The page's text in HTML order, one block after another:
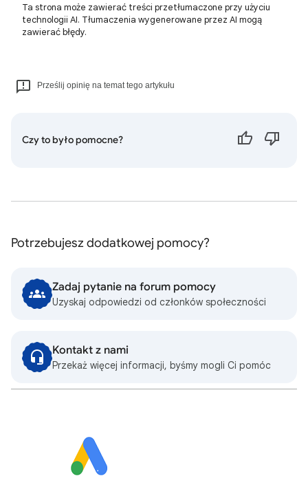
Ta strona może zawierać treści przetłumaczone przy użyciu
technologii AI. Tłumaczenia wygenerowane przez AI mogą
zawierać błędy.
Prześlij opinię na temat tego artykułu
Czy to było pomocne?
Potrzebujesz dodatkowej pomocy?
Zadaj pytanie na forum pomocy
Uzyskaj odpowiedzi od członków społeczności
Kontakt z nami
Przekaż więcej informacji, byśmy mogli Ci pomóc